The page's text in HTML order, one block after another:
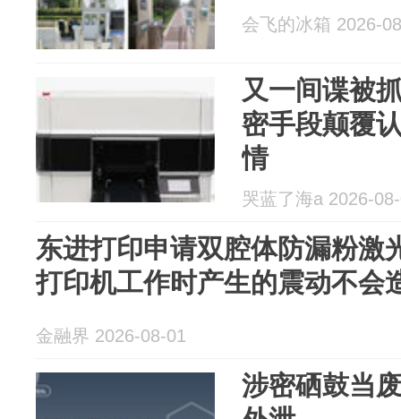
会飞的冰箱 2026-
又一间谍被
密手段颠覆
情
哭蓝了海a 2026-
东进打印申请双腔体防漏粉激
打印机工作时产生的震动不会
金融界 2026-08-01
涉密硒鼓当